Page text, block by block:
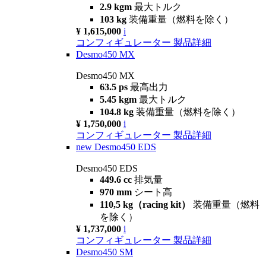
2.9 kgm 最大トルク
103 kg 装備重量（燃料を除く）
¥ 1,615,000 i
コンフィギュレーター 製品詳細
Desmo450 MX
Desmo450 MX
63.5 ps 最高出力
5.45 kgm 最大トルク
104.8 kg 装備重量（燃料を除く）
¥ 1,750,000 i
コンフィギュレーター 製品詳細
new Desmo450 EDS
Desmo450 EDS
449.6 cc 排気量
970 mm シート高
110,5 kg（racing kit） 装備重量（燃料
を除く）
¥ 1,737,000 i
コンフィギュレーター 製品詳細
Desmo450 SM